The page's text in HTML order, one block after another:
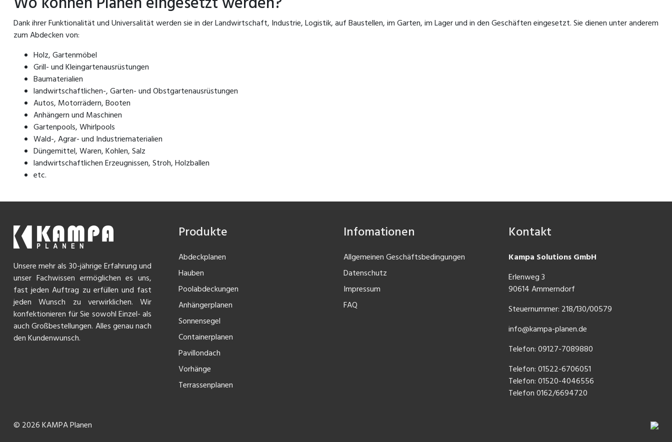
Dank ihrer Funktionalität und Universalität werden sie in der Landwirtschaft, Industrie, Logistik, auf Baustellen, im Garten, im Lager und in den Geschäften eingesetzt. Sie dienen unter anderem
zum Abdecken von:
Holz, Gartenmöbel
Grill- und Kleingartenausrüstungen
Baumaterialien
landwirtschaftlichen-, Garten- und Obstgartenausrüstungen
Autos, Motorrädern, Booten
Anhängern und Maschinen
Gartenpools, Whirlpools
Wald-, Agrar- und Industriematerialien
Düngemittel, Waren, Kohlen, Salz
landwirtschaftlichen Erzeugnissen, Stroh, Holzballen
etc.
Unsere mehr als 30-jährige Erfahrung und
unser Fachwissen ermöglichen es uns,
fast jeden Auftrag zu erfüllen und fast
jeden Wunsch zu verwirklichen. Wir
konfektionieren für Sie sowohl Einzel- als
auch Großbestellungen. Alles genau nach
den Kundenwunsch.
Produkte
Abdeckplanen
Hauben
Poolabdeckungen
Anhängerplanen
Sonnensegel
Containerplanen
Pavillondach
Vorhänge
Terrassenplanen
Infomationen
Allgemeinen Geschäftsbedingungen
Datenschutz
Impressum
FAQ
Kontakt
Kampa Solutions GmbH
Erlenweg 3
90614 Ammerndorf
Steuernummer: 218/130/00579
info@kampa-planen.de
Telefon: 09127-7089880
Telefon:01522-6706051
Telefon:01520-4046556
Telefon0162/6694720
© 2026 KAMPA Planen